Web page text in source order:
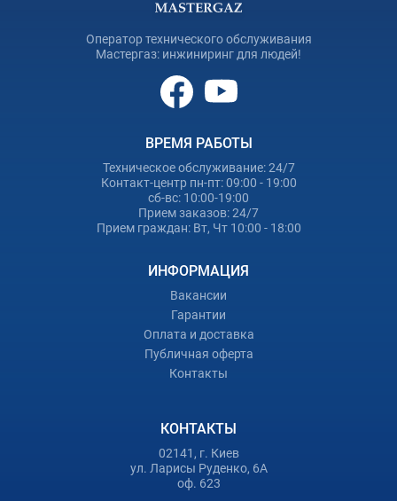
Оператор технического обслуживания
Мастергаз: инжиниринг для людей!
ВРЕМЯ РАБОТЫ
Техническое обслуживание: 24/7
Контакт-центр пн-пт: 09:00 - 19:00
сб-вс: 10:00-19:00
Прием заказов: 24/7
Прием граждан: Вт, Чт 10:00 - 18:00
ИНФОРМАЦИЯ
Вакансии
Гарантии
Оплата и доставка
Публичная оферта
Контакты
КОНТАКТЫ
02141, г. Киев
ул. Ларисы Руденко, 6А
оф. 623